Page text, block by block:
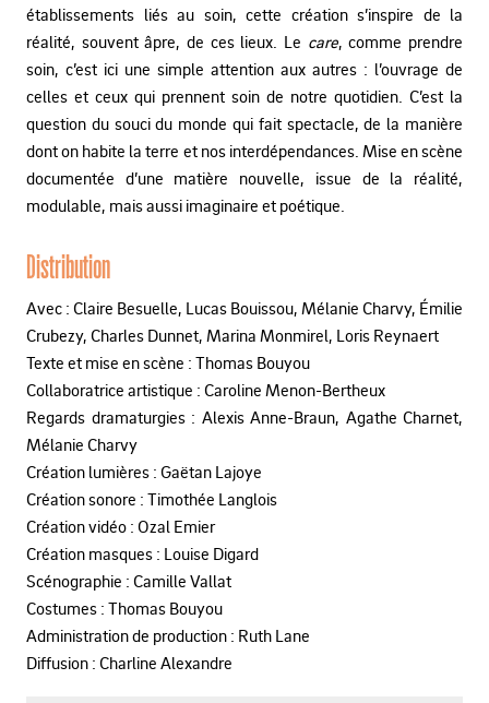
établissements liés au soin, cette création s’inspire de la
réalité, souvent âpre, de ces lieux. Le care, comme prendre
soin, c’est ici une simple attention aux autres : l’ouvrage de
celles et ceux qui prennent soin de notre quotidien. C’est la
question du souci du monde qui fait spectacle, de la manière
dont on habite la terre et nos interdépendances. Mise en scène
documentée d’une matière nouvelle, issue de la réalité,
modulable, mais aussi imaginaire et poétique.
Distribution
Avec : Claire Besuelle, Lucas Bouissou, Mélanie Charvy, Émilie
Crubezy, Charles Dunnet, Marina Monmirel, Loris Reynaert
Texte et mise en scène : Thomas Bouyou
Collaboratrice artistique : Caroline Menon-Bertheux
Regards dramaturgies : Alexis Anne-Braun, Agathe Charnet,
Mélanie Charvy
Création lumières : Gaëtan Lajoye
Création sonore : Timothée Langlois
Création vidéo : Ozal Emier
Création masques : Louise Digard
Scénographie : Camille Vallat
Costumes : Thomas Bouyou
Administration de production : Ruth Lane
Diffusion : Charline Alexandre